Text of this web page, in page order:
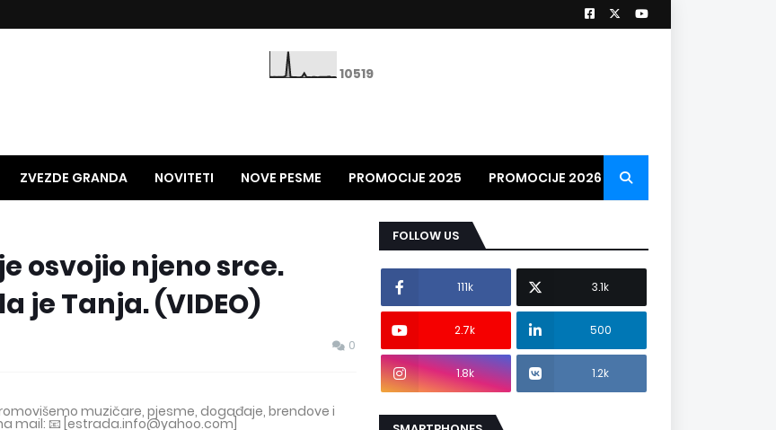
10519
ZVEZDE GRANDA NOVITETI NOVE PESME PROMOCIJE 2025 PROMOCIJE 2026
PROMO VIDEO
osvojio njeno srce.
je Tanja. (VIDEO)
0
muzičare, pjesme, događaje, brendove i
mail: 📧 [estrada.info@yahoo.com]
FOLLOW US
111k 3.1k
2.7k 500
1.8k 1.2k